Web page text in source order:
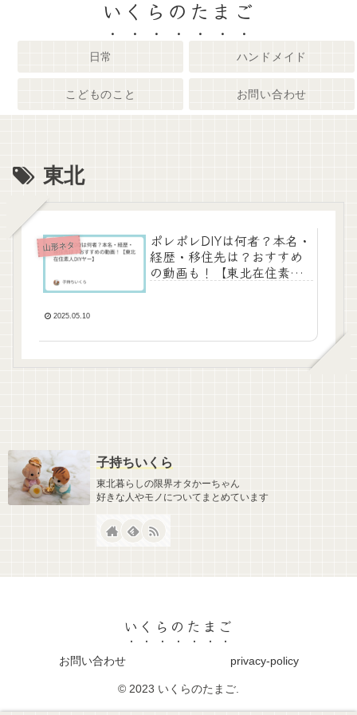
いくらのたまご
日常 ハンドメイド
こどものこと お問い合わせ
東北
山形ネタ
ポレポレDIYは何者？本名・
経歴・移住先は？おすすめ
の動画も！【東北在住素人
2025.05.10
子持ちいくら
東北暮らしの限界オタかーちゃん
好きな人やモノについてまとめています
いくらのたまご
お問い合わせ privacy-policy
© 2023 いくらのたまご.